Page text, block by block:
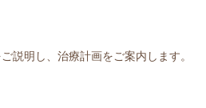
説明し、治療計画をご案内します。